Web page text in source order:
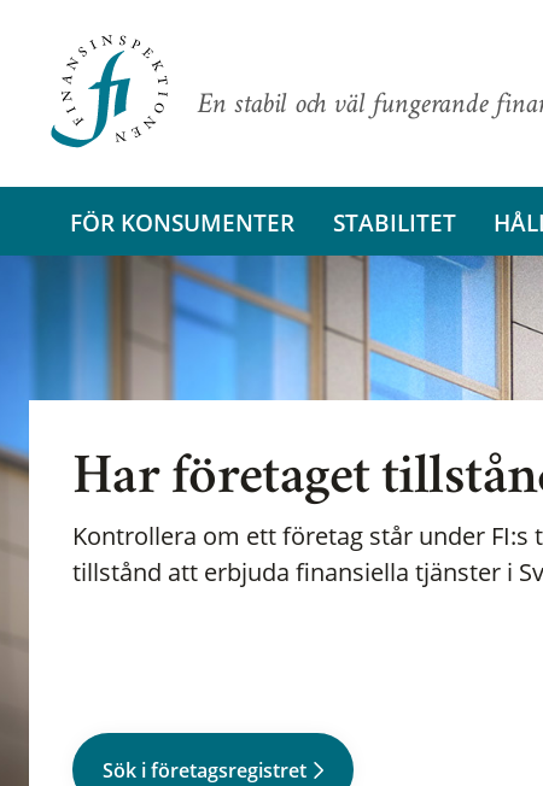
En stabil och väl fungerande
FÖR KONSUMENTER STABILITET
Har företaget
Kontrollera om ett företag står under FI:s
tillstånd att erbjuda finansiella tjänster i
Sök i företagsregistret